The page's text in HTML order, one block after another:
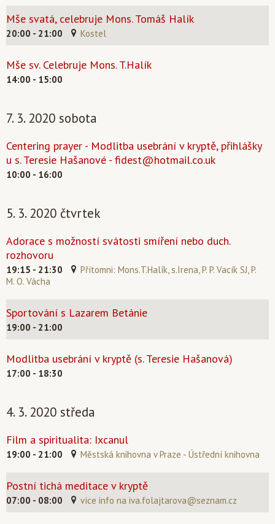
Mše svatá, celebruje Mons. Tomáš Halík
20:00 - 21:00 Kostel
Mše sv. Celebruje Mons. T.Halík
14:00 - 15:00
7. 3. 2020 sobota
Centering prayer - Modlitba usebrání v kryptě, přihlášky
u s. Teresie Hašanové - fidest@hotmail.co.uk
10:00 - 16:00
5. 3. 2020 čtvrtek
Adorace s možností svátosti smíření nebo duch.
rozhovoru
19:15 - 21:30
Přítomni: Mons.T.Halík, s.Irena, P. P. Vacík SJ, P.
M. O. Vácha
Sportování s Lazarem Betánie
19:00 - 21:00
Modlitba usebrání v kryptě (s. Teresie Hašanová)
17:00 - 18:30
4. 3. 2020 středa
Film a spiritualita: Ixcanul
19:00 - 21:00 Městská knihovna v Praze - Ústřední knihovna
Postní tichá meditace v kryptě
07:00 - 08:00 více info na iva.folajtarova@seznam.cz